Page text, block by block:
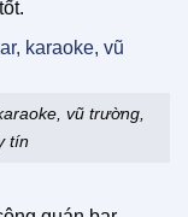
vũ trường,
tín